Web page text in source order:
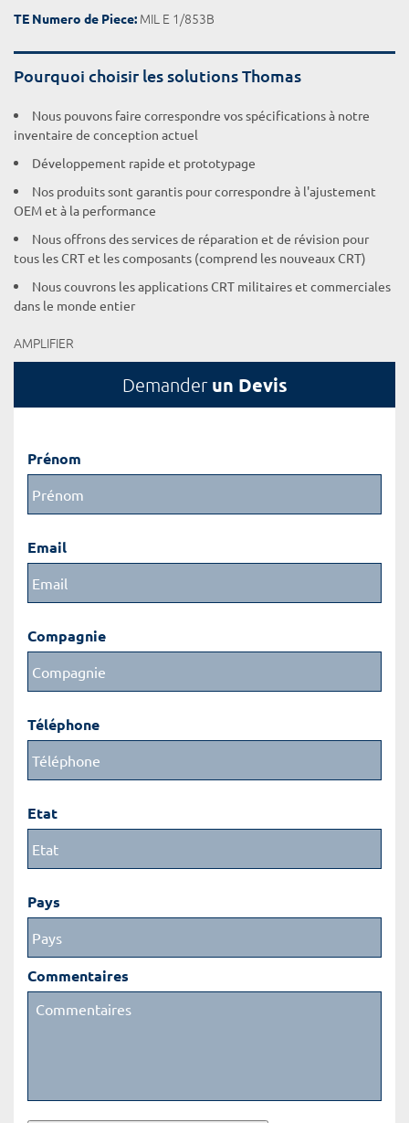
TE Numero de Piece: MIL E 1/853B
Pourquoi choisir les solutions Thomas
Nous pouvons faire correspondre vos spécifications à notre
inventaire de conception actuel
Développement rapide et prototypage
Nos produits sont garantis pour correspondre à l'ajustement
OEM et à la performance
Nous offrons des services de réparation et de révision pour
tous les CRT et les composants (comprend les nouveaux CRT)
Nous couvrons les applications CRT militaires et commerciales
dans le monde entier
AMPLIFIER
Demander un Devis
Prénom
Email
Compagnie
Téléphone
Etat
Pays
Commentaires